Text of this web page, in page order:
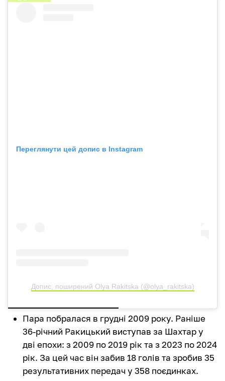
Переглянути цей допис в Instagram
Допис, поширений Olya Rakitska (@olya_rakitska)
Пара побралася в грудні 2009 року. Раніше
36-річний Ракицький виступав за Шахтар у
дві епохи: з 2009 по 2019 рік та з 2023 по 2024
рік. За цей час він забив 18 голів та зробив 35
результативних передач у 358 поєдинках.